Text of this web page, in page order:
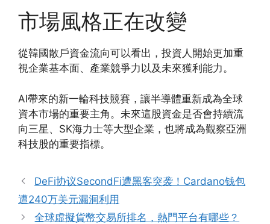
市場風格正在改變
從韓國散戶資金流向可以看出，投資人開始更加重
視企業基本面、產業競爭力以及未來獲利能力。
AI帶來的新一輪科技競賽，讓半導體重新成為全球
資本市場的重要主角。未來這股資金是否會持續流
向三星、SK海力士等大型企業，也將成為觀察亞洲
科技股的重要指標。
DeFi协议SecondFi遭黑客突袭！Cardano钱包
遭240万美元漏洞利用
全球虛擬貨幣交易所排名，熱門平台有哪些？